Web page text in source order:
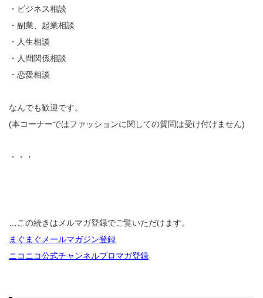
・ビジネス相談
・副業、起業相談
・人生相談
・人間関係相談
・恋愛相談
なんでも歓迎です。
(本コーナーではファッションに関しての質問は受け付けません)
・・・
…この続きはメルマガ登録でご覧いただけます。
まぐまぐメールマガジン登録
ニコニコ公式チャンネルブロマガ登録